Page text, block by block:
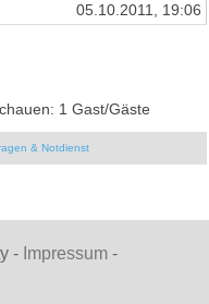
05.10.2011, 19:06
1 Gast/Gäste
& Notdienst
- Impressum -